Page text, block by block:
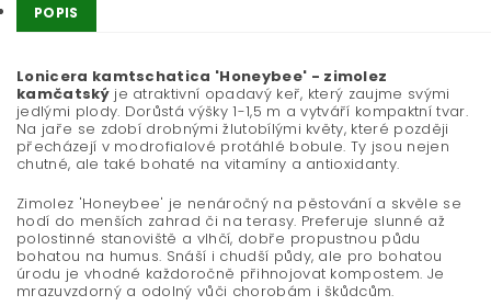
POPIS
Lonicera kamtschatica 'Honeybee' - zimolez
kamčatskýje atraktivní opadavý keř, který zaujme svými
jedlými plody. Dorůstá výšky 1-1,5 m a vytváří kompaktní tvar.
Na jaře se zdobí drobnými žlutobílými květy, které později
přecházejí v modrofialové protáhlé bobule. Ty jsou nejen
chutné, ale také bohaté na vitamíny a antioxidanty.
Zimolez 'Honeybee' je nenáročný na pěstování a skvěle se
hodí do menších zahrad či na terasy. Preferuje slunné až
polostinné stanoviště a vlhčí, dobře propustnou půdu
bohatou na humus. Snáší i chudší půdy, ale pro bohatou
úrodu je vhodné každoročně přihnojovat kompostem. Je
mrazuvzdorný a odolný vůči chorobám i škůdcům.